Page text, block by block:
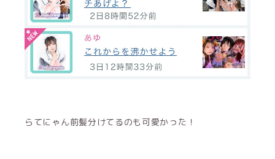
らてにゃん前髪分けてるのも可愛かった！